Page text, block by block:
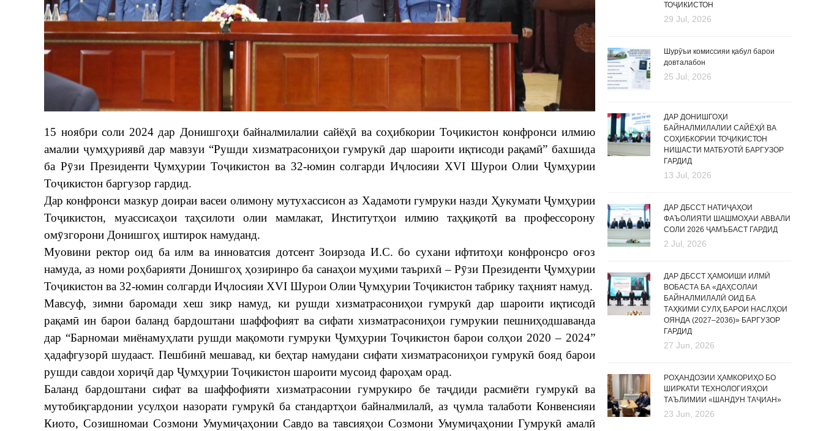
15 ноябри соли 2024 дар Донишгоҳи байналмилалии сайёҳӣ ва соҳибкории Тоҷикистон конфронси илмию
амалии ҷумҳуриявӣ дар мавзуи “Рушди хизматрасониҳои гумрукӣ дар шароити иқтисоди рақамӣ” бахшида
ба Рӯзи Президенти Ҷумҳурии Тоҷикистон ва 32-юмин солгарди Иҷлосияи XVI Шурои Олии Ҷумҳурии
Тоҷикистон баргузор гардид.
Дар конфронси мазкур доираи васеи олимону мутухассисон аз Хадамоти гумруки назди Ҳукумати Ҷумҳурии
Тоҷикистон, муассисаҳои таҳсилоти олии мамлакат, Институтҳои илмию таҳқиқотӣ ва профессорону
омӯзгорони Донишгоҳ иштирок намуданд.
Муовини ректор оид ба илм ва инноватсия дотсент Зоирзода И.С. бо сухани ифтитоҳи конфронсро оғоз
намуда, аз номи роҳбарияти Донишгоҳ ҳозиринро ба санаҳои муҳими таърихӣ – Рӯзи Президенти Ҷумҳурии
Тоҷикистон ва 32-юмин солгарди Иҷлосияи XVI Шурои Олии Ҷумҳурии Тоҷикистон табрику таҳният намуд.
Мавсуф, зимни баромади хеш зикр намуд, ки рушди хизматрасониҳои гумрукӣ дар шароити иқтисодӣ
рақамӣ ин барои баланд бардоштани шаффофият ва сифати хизматрасониҳои гумрукии пешниҳодшаванда
дар “Барномаи миёнамуҳлати рушди мақомоти гумруки Ҷумҳурии Тоҷикистон барои солҳои 2020 – 2024”
ҳадафгузорӣ шудааст. Пешбинӣ мешавад, ки беҳтар намудани сифати хизматрасониҳои гумрукӣ бояд барои
рушди савдои хориҷӣ дар Ҷумҳурии Тоҷикистон шароити мусоид фароҳам орад.
Баланд бардоштани сифат ва шаффофияти хизматрасонии гумрукиро бе таҷдиди расмиёти гумрукӣ ва
мутобиқгардонии усулҳои назорати гумрукӣ ба стандартҳои байналмилалӣ, аз ҷумла талаботи Конвенсияи
Киото, Созишномаи Созмони Умумиҷаҳонии Савдо ва тавсияҳои Созмони Умумиҷаҳонии Гумрукӣ амалӣ
ТОҶИКИСТОН
29 Jul, 2026
Шурӯъи комиссияи қабул барои
довталабон
25 Jul, 2026
ДАР ДОНИШГОҲИ
БАЙНАЛМИЛАЛИИ САЙЁҲӢ ВА
СОҲИБКОРИИ ТОҶИКИСТОН
НИШАСТИ МАТБУОТӢ БАРГУЗОР
ГАРДИД
13 Jul, 2026
ДАР ДБССТ НАТИҶАҲОИ
ФАЪОЛИЯТИ ШАШМОҲАИ АВВАЛИ
СОЛИ 2026 ҶАМЪБАСТ ГАРДИД
2 Jul, 2026
ДАР ДБССТ ҲАМОИШИ ИЛМӢ
ВОБАСТА БА «ДАҲСОЛАИ
БАЙНАЛМИЛАЛӢ ОИД БА
ТАҲКИМИ СУЛҲ БАРОИ НАСЛҲОИ
ОЯНДА (2027–2036)» БАРГУЗОР
ГАРДИД
27 Jun, 2026
РОҲАНДОЗИИ ҲАМКОРИҲО БО
ШИРКАТИ ТЕХНОЛОГИЯҲОИ
ТАЪЛИМИИ «ШАНДУН ТАҶИАН»
23 Jun, 2026